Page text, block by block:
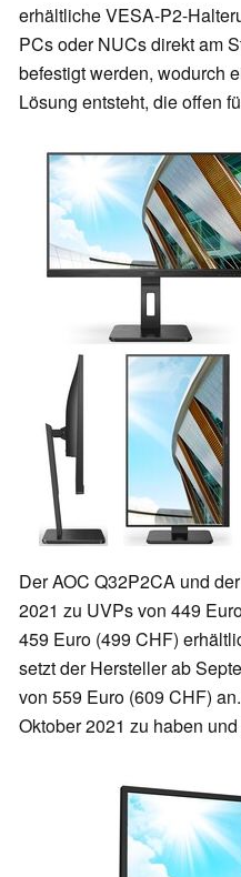
erhältliche VESA-P2-
PCs oder NUCs direkt am
befestigt werden, wodurch
Lösung entsteht, die offen
Der AOC Q32P2CA und
2021 zu UVPs von 449
459 Euro (499 CHF)
setzt der Hersteller ab
von 559 Euro (609 CHF)
Oktober 2021 zu haben